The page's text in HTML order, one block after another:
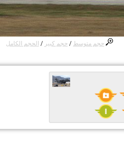
حجم متوسط / حجم كبير / الحجم الكامل